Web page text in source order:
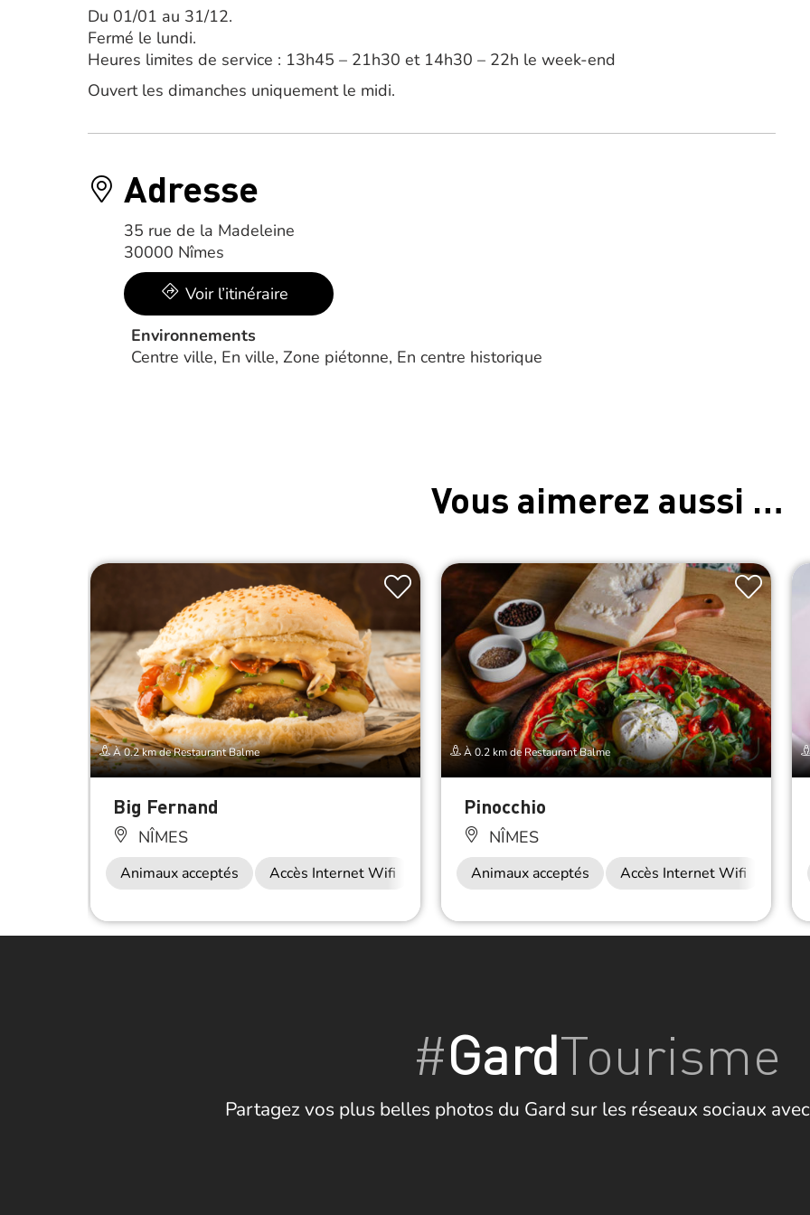
Du 01/01 au 31/12.
Fermé le lundi.
Heures limites de service : 13h45 – 21h30 et 14h30 – 22h le week-end
Ouvert les dimanches uniquement le midi.
Adresse
35 rue de la Madeleine
30000 Nîmes
Voir l’itinéraire
Environnements
Centre ville, En ville, Zone piétonne, En centre historique
Vous aimerez aussi …
À 0.2 km de Restaurant Balme
Big Fernand
NÎMES
Animaux acceptés Accès Internet Wifi Restauration
À 0.2 km de Restaurant Balme
Pinocchio
NÎMES
Animaux acceptés Accès Internet Wifi
#GardTourisme
Partagez vos plus belles photos du Gard sur les réseaux sociaux